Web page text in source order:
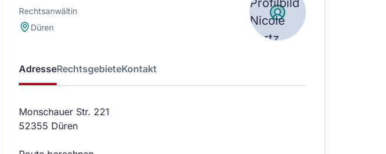
Rechtsanwältin
Düren
AdresseRechtsgebieteKontakt
Monschauer Str. 221
52355 Düren